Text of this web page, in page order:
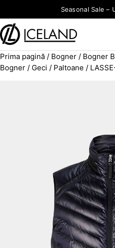
Seasonal Sale –
Search for:
Prima pagină / Bogner / Bogner
Bogner / Geci / Paltoane /